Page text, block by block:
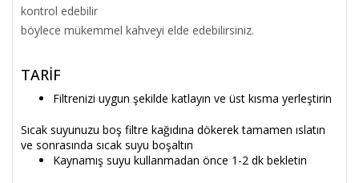
kontrol edebilir
böylece mükemmel kahveyi elde edebilirsiniz.
TARİF
Filtrenizi uygun şekilde katlayın ve üst kısma yerleştirin
Sıcak suyunuzu boş filtre kağıdına dökerek tamamen ıslatın
ve sonrasında sıcak suyu boşaltın
Kaynamış suyu kullanmadan önce 1-2 dk bekletin